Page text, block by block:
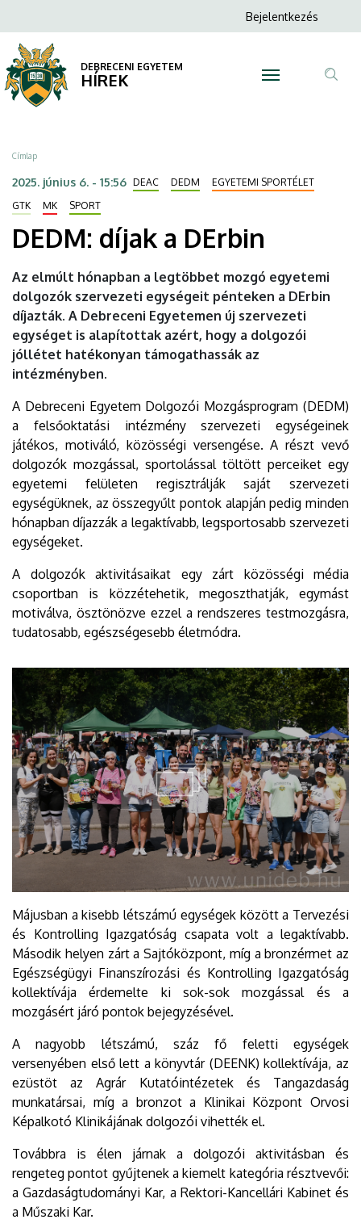
díjak
a
DErbin
DEBRECENI
EGYETEM
a
tartalomra
Anonim
menüje
Bejelentkezés
DEBRECENI EGYETEM
HÍREK
Morzsa
Címlap
2025. június 6. - 15:56 DEAC DEDM
EGYETEMI SPORTÉLET
GTK
MK SPORT
DEDM: díjak a DErbin
Az elmúlt hónapban a legtöbbet mozgó egyetemi
dolgozók szervezeti egységeit pénteken a DErbin
díjazták. A Debreceni Egyetemen új szervezeti
egységet is alapítottak azért, hogy a dolgozói
jóllétet hatékonyan támogathassák az
intézményben.
A Debreceni Egyetem Dolgozói Mozgásprogram (DEDM)
a felsőoktatási intézmény szervezeti egységeinek
játékos, motiváló, közösségi versengése. A részt vevő
dolgozók mozgással, sportolással töltött perceiket egy
egyetemi felületen regisztrálják saját szervezeti
egységüknek, az összegyűlt pontok alapján pedig minden
hónapban díjazzák a legaktívabb, legsportosabb szervezeti
egységeket.
A dolgozók aktivitásaikat egy zárt közösségi média
csoportban is közzétehetik, megoszthatják, egymást
motiválva, ösztönözve ezzel a rendszeres testmozgásra,
tudatosabb, egészségesebb életmódra.
Májusban a kisebb létszámú egységek között a Tervezési
és Kontrolling Igazgatóság csapata volt a legaktívabb.
Második helyen zárt a Sajtóközpont, míg a bronzérmet az
Egészségügyi Finanszírozási és Kontrolling Igazgatóság
kollektívája érdemelte ki sok-sok mozgással és a
mozgásért járó pontok bejegyzésével.
A nagyobb létszámú, száz fő feletti egységek
versenyében első lett a könyvtár (DEENK) kollektívája, az
ezüstöt az Agrár Kutatóintézetek és Tangazdaság
munkatársai, míg a bronzot a Klinikai Központ Orvosi
Képalkotó Klinikájának dolgozói vihették el.
Továbbra is élen járnak a dolgozói aktivitásban és
rengeteg pontot gyűjtenek a kiemelt kategória résztvevői:
a Gazdaságtudományi Kar, a Rektori-Kancellári Kabinet és
a Műszaki Kar.